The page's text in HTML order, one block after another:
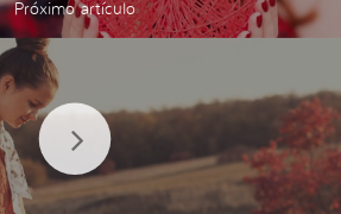
la FE racional ,para que sean un
y estén seguros de su Salvación c
dice.
por compartir esto con todas
una buena noches…!!!